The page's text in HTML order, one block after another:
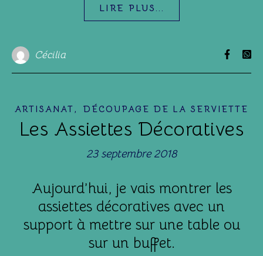
LIRE PLUS...
Cécilia
ARTISANAT, DÉCOUPAGE DE LA SERVIETTE
Les Assiettes Décoratives
23 septembre 2018
Aujourd’hui, je vais montrer les
assiettes décoratives avec un
support à mettre sur une table ou
sur un buffet.